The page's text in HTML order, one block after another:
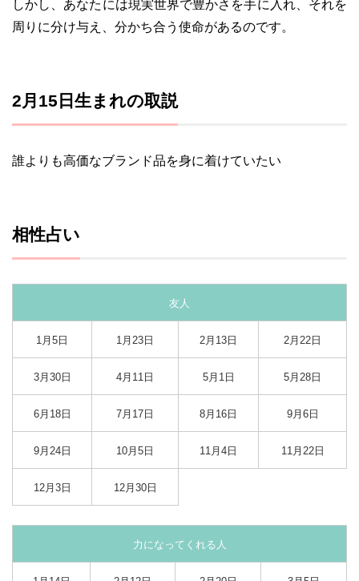
しかし、あなたには現実世界で豊かさを手に入れ、それを
周りに分け与え、分かち合う使命があるのです。
2月15日生まれの取説
誰よりも高価なブランド品を身に着けていたい
相性占い
友人
1月5日 1月23日 2月13日 2月22日
3月30日 4月11日 5月1日 5月28日
6月18日 7月17日 8月16日 9月6日
9月24日 10月5日 11月4日 11月22日
12月3日 12月30日
力になってくれる人